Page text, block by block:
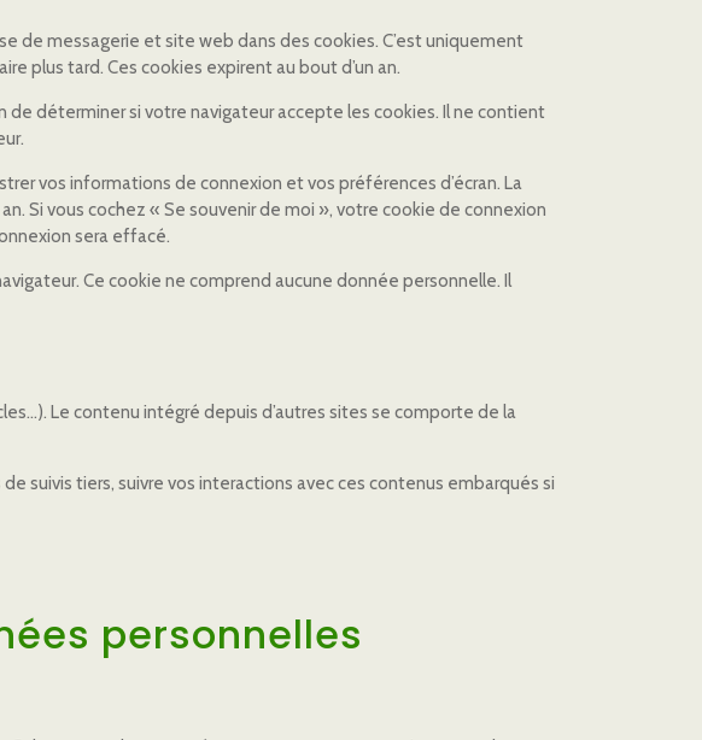
de messagerie et site web dans des cookies. C’est uniquement
plus tard. Ces cookies expirent au bout d’un an.
déterminer si votre navigateur accepte les cookies. Il ne contient
vos informations de connexion et vos préférences d’écran. La
Si vous cochez « Se souvenir de moi », votre cookie de connexion
sera effacé.
Ce cookie ne comprend aucune donnée personnelle. Il
Le contenu intégré depuis d’autres sites se comporte de la
suivis tiers, suivre vos interactions avec ces contenus embarqués si
personnelles